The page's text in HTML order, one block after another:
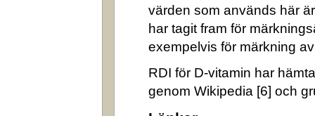
värden som används här
har tagit fram för
exempelvis för märkning
RDI för D-vitamin har
genom Wikipedia [6] och